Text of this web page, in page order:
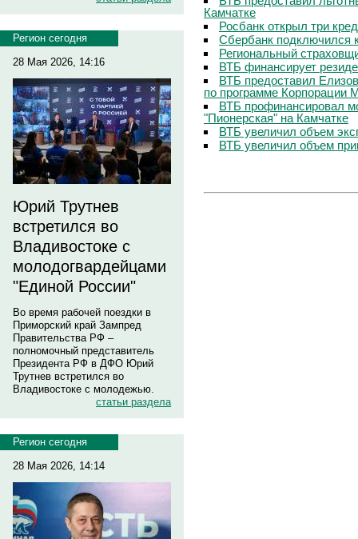
Регион сегодня
28 Мая 2026, 14:16
Юрий Трутнев
встретился во
Владивостоке с
молодогвардейцами
"Единой России"
Во время рабочей поездки в
Приморский край Зампред
Правительства РФ –
полномочный представитель
Президента РФ в ДФО Юрий
Трутнев встретился во
Владивостоке с молодежью.
статьи раздела
Регион сегодня
28 Мая 2026, 14:14
Камчатке
Росбанк открыл три
Сбербанк подключился
Региональный
ВТБ финансирует
ВТБ предоставил
по программе Корпорации
ВТБ профинансировал
"Пионерская" на Камчатке
ВТБ увеличил объем
ВТБ увеличил объем